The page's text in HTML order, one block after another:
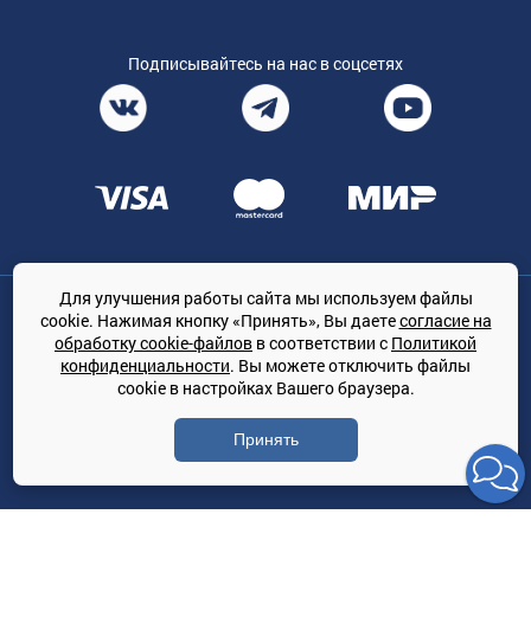
Подписывайтесь на нас в соцсетях
Общество с ограниченной ответственностью «ТРЕЙДКОН», ОГРН:
1167847364079, 197022, г. Санкт-Петербург, проспект Медиков, 7
КЛИМАТПРОФ.ONLINE - оптовая продажа кондиционеров и
климатической техники на территории РФ
© Сайт принадлежит ООО «ТРЕЙДКОН»
Политика конфиденциальности
Для улучшения работы сайта мы используем файлы
cookie. Нажимая кнопку «Принять», Вы даетесогласие на
обработку cookie-файлов в соответствии с Политикой
конфиденциальности. Вы можете отключить файлы
cookie в настройках Вашего браузера.
Принять